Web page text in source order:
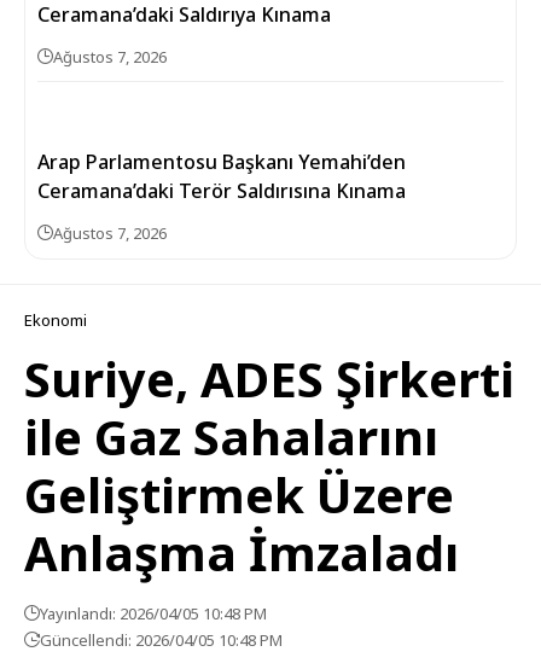
Ceramana’daki Saldırıya Kınama
Ağustos 7, 2026
Arap Parlamentosu Başkanı Yemahi’den
Ceramana’daki Terör Saldırısına Kınama
Ağustos 7, 2026
Ekonomi
Suriye, ADES Şirkerti
ile Gaz Sahalarını
Geliştirmek Üzere
Anlaşma İmzaladı
Yayınlandı: 2026/04/05 10:48 PM
Güncellendi: 2026/04/05 10:48 PM